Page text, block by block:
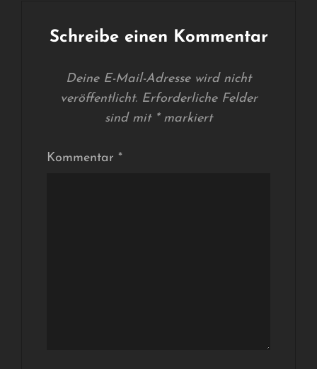
Schreibe einen Kommentar
Deine E-Mail-Adresse wird nicht
veröffentlicht. Erforderliche Felder
sind mit *markiert
Kommentar *